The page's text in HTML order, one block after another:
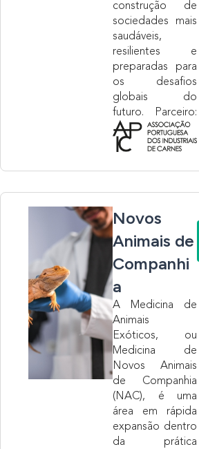
construção de
sociedades mais
saudáveis,
resilientes e
preparadas para
os desafios
globais do
futuro.
Parceiro:
Novos
Animais de
Companhi
a
A Medicina de
Animais
Exóticos, ou
Medicina de
Novos Animais
de Companhia
(NAC), é uma
área em rápida
expansão dentro
da prática